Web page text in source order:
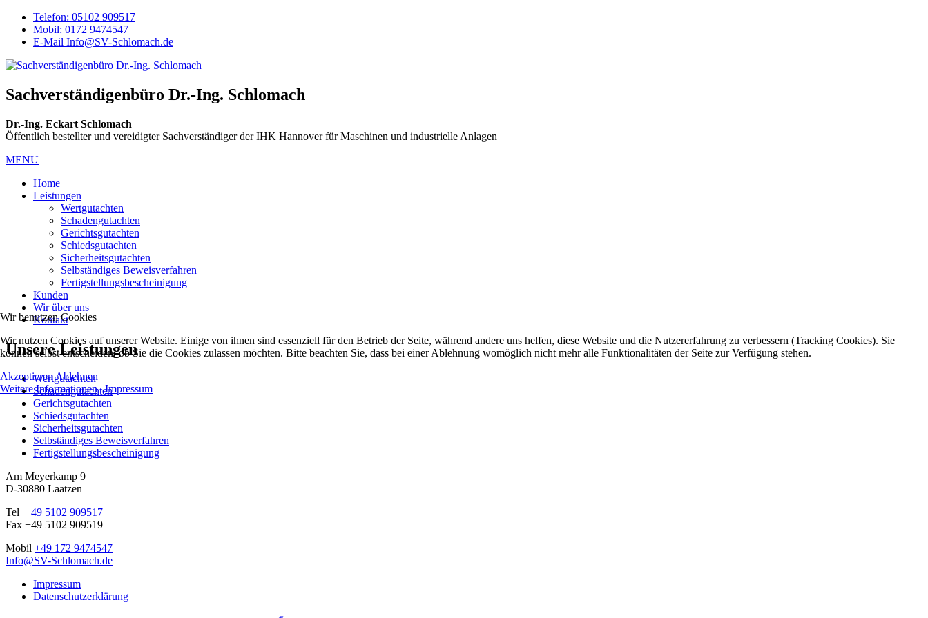
Telefon: 05102 909517
Mobil: 0172 9474547
E-Mail Info@SV-Schlomach.de
Sachverständigenbüro Dr.-Ing. Schlomach
Dr.-Ing. Eckart Schlomach
Öffentlich bestellter und vereidigter Sachverständiger der IHK Hannover für Maschinen und industrielle Anlagen
MENU
Home
Leistungen
Wertgutachten
Schadengutachten
Gerichtsgutachten
Schiedsgutachten
Sicherheitsgutachten
Selbständiges Beweisverfahren
Fertigstellungsbescheinigung
Kunden
Wir über uns
Kontakt
Unsere Leistungen
Wertgutachten
Schadengutachten
Gerichtsgutachten
Schiedsgutachten
Sicherheitsgutachten
Selbständiges Beweisverfahren
Fertigstellungsbescheinigung
Am Meyerkamp 9
D-30880 Laatzen
Tel +49 5102 909517
Fax +49 5102 909519
Mobil +49 172 9474547
Info@SV-Schlomach.de
Impressum
Datenschutzerklärung
Wir benutzen Cookies
Wir nutzen Cookies auf unserer Website. Einige von ihnen sind essenziell für den Betrieb der Seite, während andere uns helfen, diese Website und die Nutzererfahrung zu verbessern (Tracking Cookies). Sie
können selbst entscheiden, ob Sie die Cookies zulassen möchten. Bitte beachten Sie, dass bei einer Ablehnung womöglich nicht mehr alle Funktionalitäten der Seite zur Verfügung stehen.
AkzeptierenAblehnen
Weitere Informationen|Impressum